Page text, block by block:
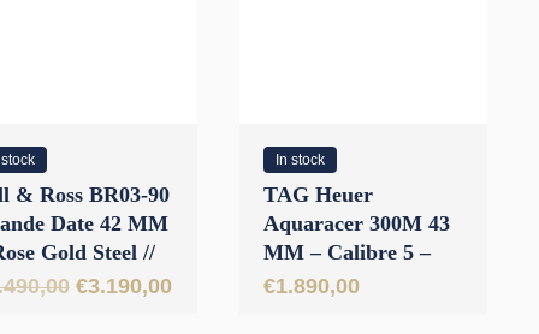
stock
& Ross BR03-90
Date 42 MM
Gold Steel //
2020
Oorspronkelijke
€3.190,00Huidige
In stock
TAG Heuer
Aquaracer 300M 43
MM – Calibre 5 –
Steel Blue
€1.890,00